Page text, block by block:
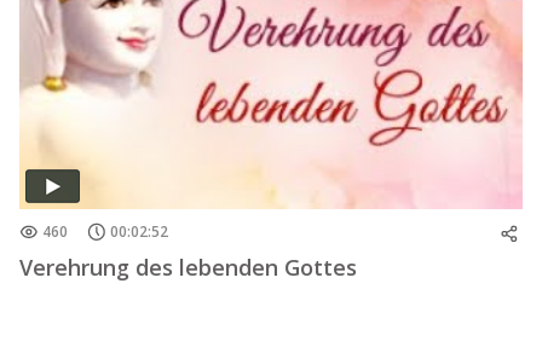
460 00:02:52
Verehrung des lebenden Gottes